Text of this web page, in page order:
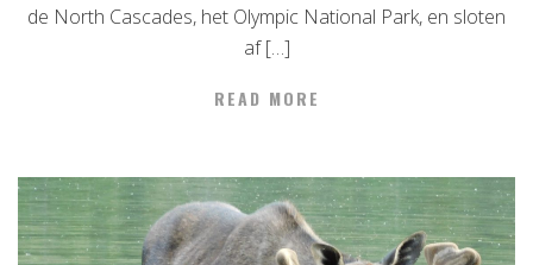
de North Cascades, het Olympic National Park, en sloten
af […]
READ MORE